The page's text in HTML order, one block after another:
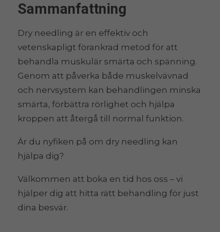
Sammanfattning
Dry needling är en effektiv och
vetenskapligt förankrad metod för att
behandla muskulär smärta och spänning.
Genom att påverka både muskelvävnad
och nervsystem kan behandlingen minska
smärta, förbättra rörlighet och hjälpa
kroppen att återgå till normal funktion.
Är du nyfiken på om dry needling kan
hjälpa dig?
Välkommen att boka en tid hos oss – vi
hjälper dig att hitta rätt behandling för just
dina besvär.